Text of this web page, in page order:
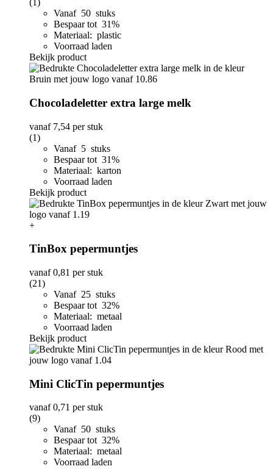
(1)
Vanaf 50 stuks
Bespaar tot 31%
Materiaal: plastic
Voorraad laden
Bekijk product
Chocoladeletter extra large melk
vanaf 7,54 per stuk
(1)
Vanaf 5 stuks
Bespaar tot 31%
Materiaal: karton
Voorraad laden
Bekijk product
+
TinBox pepermuntjes
vanaf0,81 per stuk
(21)
Vanaf 25 stuks
Bespaar tot 32%
Materiaal: metaal
Voorraad laden
Bekijk product
Mini ClicTin pepermuntjes
vanaf0,71 per stuk
(9)
Vanaf 50 stuks
Bespaar tot 32%
Materiaal: metaal
Voorraad laden